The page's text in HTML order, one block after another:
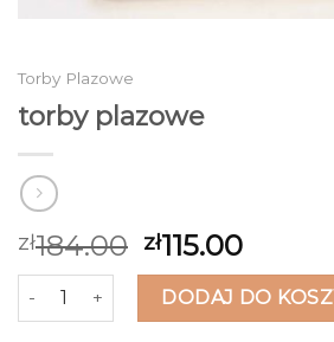
Torby Plazowe
torby plazowe
zł184.00 zł115.00
ilość torby plazoweDODAJ DO